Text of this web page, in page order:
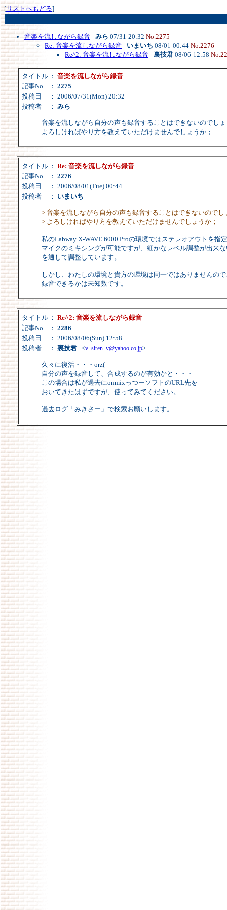
[リストへもどる]
音楽を流しながら録音 - みら 07/31-20:32 No.2275
Re: 音楽を流しながら録音 - いまいち 08/01-00:44 No.2276
Re^2: 音楽を流しながら録音 - 裏技君 08/06-12:58
タイトル ： 音楽を流しながら録音
記事No
： 2275
投稿日
： 2006/07/31(Mon) 20:32
投稿者
： みら
音楽を流しながら自分の声も録音することはできないのでし
よろしければやり方を教えていただけませんでしょうか；
タイトル ： Re: 音楽を流しながら録音
記事No
： 2276
投稿日
： 2006/08/01(Tue) 00:44
投稿者
： いまいち
> 音楽を流しながら自分の声も録音することはできないのでし
> よろしければやり方を教えていただけませんでしょうか；
私のLabway X-WAVE 6000 Proの環境ではステレオアウトを指
マイクのミキシングが可能ですが、細かなレベル調整が出来
を通して調整しています。
しかし、わたしの環境と貴方の環境は同一ではありませんの
録音できるかは未知数です。
タイトル ： Re^2: 音楽を流しながら録音
記事No
： 2286
投稿日
： 2006/08/06(Sun) 12:58
投稿者
： 裏技君<v_siren_v@yahoo.co.jp>
久々に復活・・・orz(
自分の声を録音して、合成するのが有効かと・・・
この場合は私が過去にonmixっつーソフトのURL先を
おいてきたはずですが、使ってみてください。
過去ログ「みきさー」で検索お願いします。